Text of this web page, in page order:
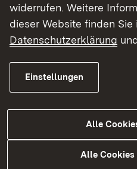
bei anderen
zeitintensive
entfallen.
B 28 Reutlingen
B 30 Brücke über
widerrufen. Weitere
dieser Website finden Sie
Datenschutzerklärung
Einstellungen
Alle
Alle Cookies